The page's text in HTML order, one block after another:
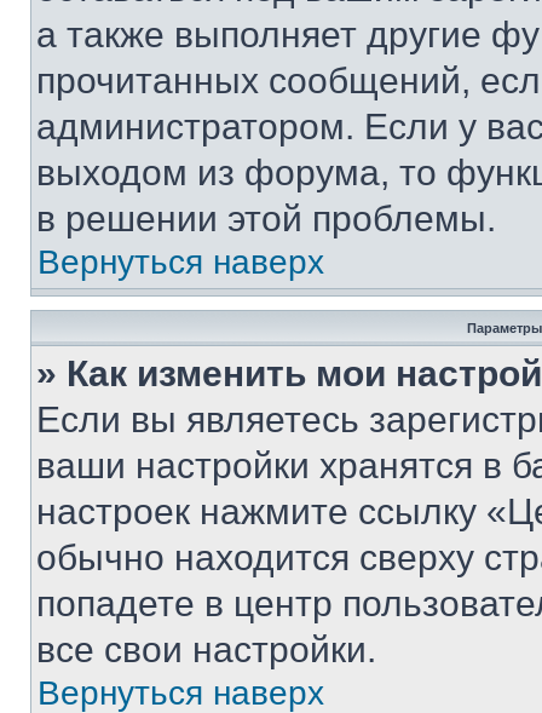
а также выполняет другие
прочитанных сообщений,
администратором. Если у
выходом из форума, то
в решении этой проблемы.
Вернуться наверх
Параметры
» Как изменить мои
Если вы являетесь
ваши настройки хранятся в
настроек нажмите ссылку
обычно находится сверху
попадете в центр
все свои настройки.
Вернуться наверх